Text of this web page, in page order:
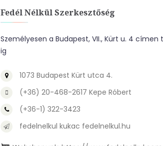
Fedél Nélkül Szerkesztőség
Személyesen a Budapest, VII., Kürt u. 4 címen
ig
1073 Budapest Kürt utca 4.
(+36) 20-468-2617 Kepe Róbert
(+36-1) 322-3423
fedelnelkul kukac fedelnelkul.hu